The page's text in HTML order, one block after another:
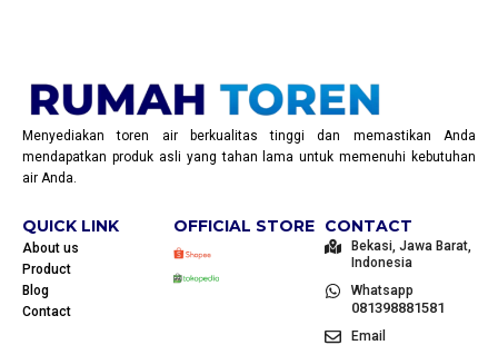
Menyediakan toren air berkualitas tinggi dan memastikan Anda
mendapatkan produk asli yang tahan lama untuk memenuhi kebutuhan
air Anda.
QUICK LINK
About us
Product
Blog
Contact
OFFICIAL STORE CONTACT
Bekasi, Jawa Barat,
Indonesia
Whatsapp
081398881581
Email